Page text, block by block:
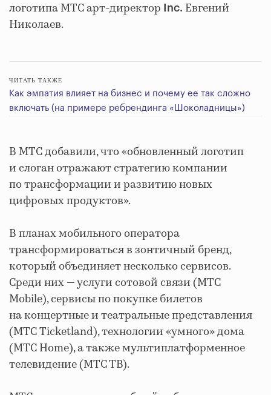
логотипа МТС арт-директор
Inc. Евгений
Николаев.
ЧИТАТЬ ТАКЖЕ
Как эмпатия влияет на бизнес и почему ее так сложно
включать (на примере ребрендинга «Шоколадницы»)
В МТС добавили, что «обновленный логотип
и слоган отражают стратегию компании
по трансформации и развитию новых
цифровых продуктов».
В планах мобильного оператора
трансформироваться в зонтичный бренд,
который объединяет несколько сервисов.
Среди них — услуги сотовой связи (МТС
Mobile), сервисы по покупке билетов
на концертные и театральные представления
(МТС Ticketland), технологии «умного» дома
(МТС Home), а также мультиплатформенное
телевидение (МТС ТВ).